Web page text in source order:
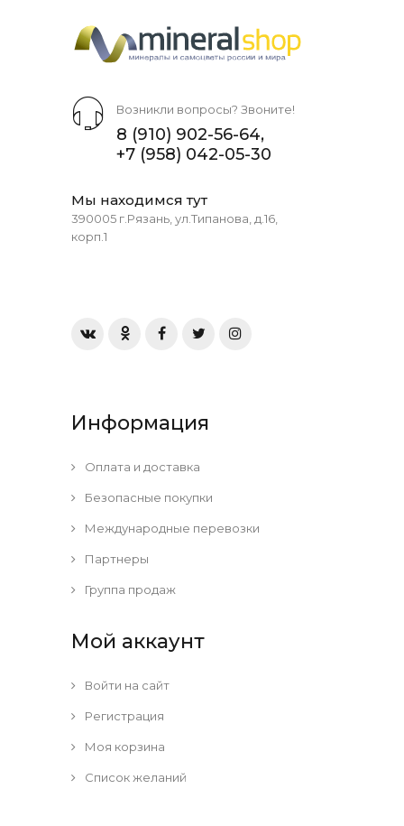
Возникли вопросы? Звоните!
8 (910) 902-56-64,
+7 (958) 042-05-30
Мы находимся тут
390005 г.Рязань, ул.Типанова, д.16,
корп.1
Информация
Оплата и доставка
Безопасные покупки
Международные перевозки
Партнеры
Группа продаж
Мой аккаунт
Войти на сайт
Регистрация
Моя корзина
Список желаний